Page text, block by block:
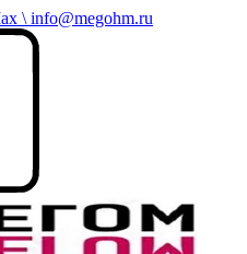
\ info@megohm.ru